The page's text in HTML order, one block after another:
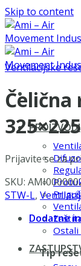
Skip to content
PROIZVODI
Ventilacijske
Čelična
Prijavite se za
SKU:
STW-L,
Dodatne
Tip